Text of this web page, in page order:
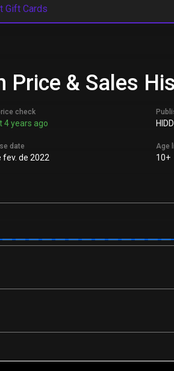
Gift Cards
Price & Sales
check
4 years ago
date
fev. de 2022
Age
10+